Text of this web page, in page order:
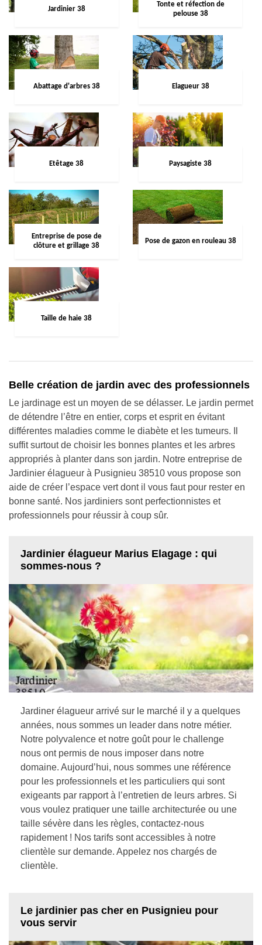
Jardinier 38
Tonte et réfection de
pelouse 38
Abattage d'arbres 38 Elagueur 38
Etêtage 38 Paysagiste 38
Entreprise de pose de
clôture et grillage 38
Pose de gazon en rouleau 38
Taille de haie 38
Belle création de jardin avec des professionnels
Le jardinage est un moyen de se délasser. Le jardin permet
de détendre l’être en entier, corps et esprit en évitant
différentes maladies comme le diabète et les tumeurs. Il
suffit surtout de choisir les bonnes plantes et les arbres
appropriés à planter dans son jardin. Notre entreprise de
Jardinier élagueur à Pusignieu 38510 vous propose son
aide de créer l’espace vert dont il vous faut pour rester en
bonne santé. Nos jardiniers sont perfectionnistes et
professionnels pour réussir à coup sûr.
Jardinier élagueur Marius Elagage : qui
sommes-nous ?
Jardiner élagueur arrivé sur le marché il y a quelques
années, nous sommes un leader dans notre métier.
Notre polyvalence et notre goût pour le challenge
nous ont permis de nous imposer dans notre
domaine. Aujourd’hui, nous sommes une référence
pour les professionnels et les particuliers qui sont
exigeants par rapport à l’entretien de leurs arbres. Si
vous voulez pratiquer une taille architecturée ou une
taille sévère dans les règles, contactez-nous
rapidement ! Nos tarifs sont accessibles à notre
clientèle sur demande. Appelez nos chargés de
clientèle.
Le jardinier pas cher en Pusignieu pour
vous servir